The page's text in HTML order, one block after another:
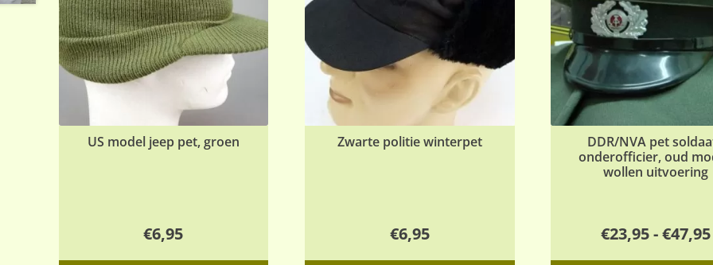
US model jeep pet, groen
€6,95
Zwarte politie winterpet
€6,95
DDR/NVA pet
onderofficier, oud
wollen uitvoering
€23,95-€47,95